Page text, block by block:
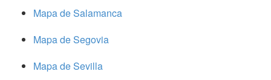
Mapa de Salamanca
Mapa de Segovia
Mapa de Sevilla